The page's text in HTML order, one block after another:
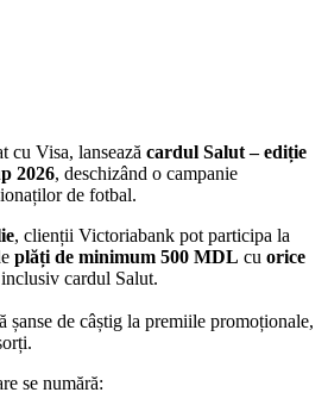
cu Visa, lansează cardul Salut – ediție
2026, deschizând o campanie
de fotbal.
, clienții Victoriabank pot participa la
plăți de minimum 500 MDL cu orice
cardul Salut.
șanse de câștig la premiile promoționale,
se numără: